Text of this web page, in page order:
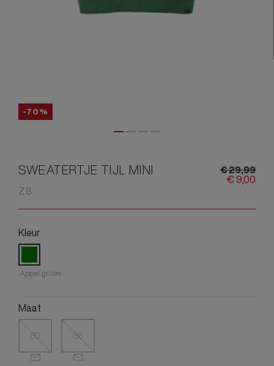
-70%
SWEATERTJE TIJL MINI
Z8
€29,99
€9,00
Kleur
Appel groen
Maat
80 86